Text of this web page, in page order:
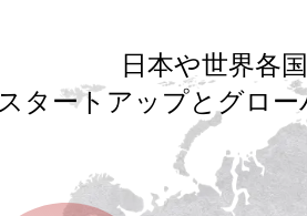
日本や世界各
スタートアップとグロ